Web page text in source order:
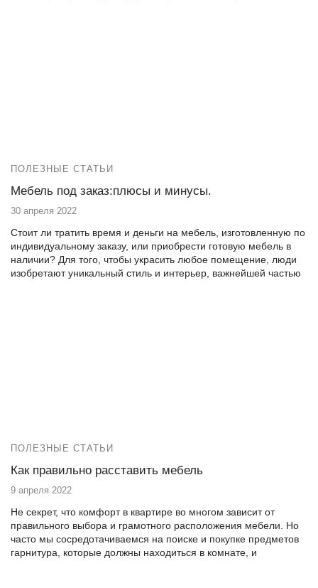
ПОЛЕЗНЫЕ СТАТЬИ
Мебель под заказ:плюсы и минусы.
30 апреля 2022
Стоит ли тратить время и деньги на мебель, изготовленную по
индивидуальному заказу, или приобрести готовую мебель в
наличии? Для того, чтобы украсить любое помещение, люди
изобретают уникальный стиль и интерьер, важнейшей частью
ПОЛЕЗНЫЕ СТАТЬИ
Как правильно расставить мебель
9 апреля 2022
Не секрет, что комфорт в квартире во многом зависит от
правильного выбора и грамотного расположения мебели. Но
часто мы сосредотачиваемся на поиске и покупке предметов
гарнитура, которые должны находиться в комнате, и